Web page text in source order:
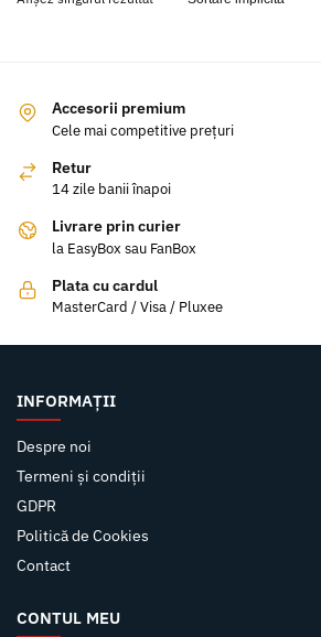
Accesorii premium
Cele mai competitive prețuri
Retur
14 zile banii înapoi
Livrare prin curier
la EasyBox sau FanBox
Plata cu cardul
MasterCard / Visa / Pluxee
INFORMAȚII
Despre noi
Termeni și condiții
GDPR
Politică de Cookies
Contact
CONTUL MEU